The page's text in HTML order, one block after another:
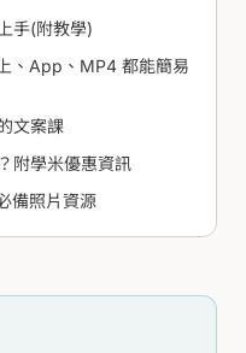
手(附教學)
、App、MP4 都能簡易
文案課
附學米優惠資訊
備照片資源